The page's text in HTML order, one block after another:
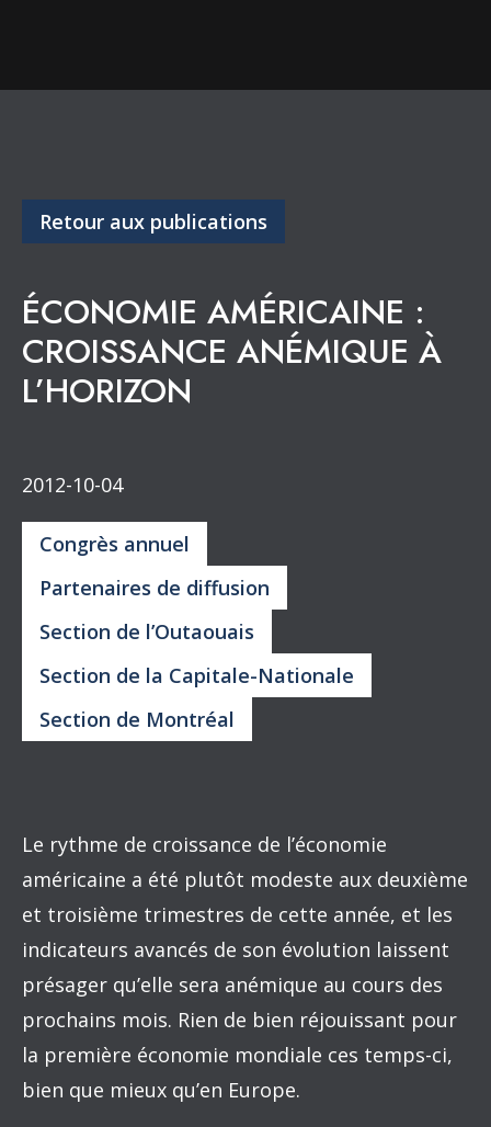
Retour aux publications
ÉCONOMIE AMÉRICAINE :
CROISSANCE ANÉMIQUE À
L’HORIZON
2012-10-04
Congrès annuel
Partenaires de diffusion
Section de l’Outaouais
Section de la Capitale-Nationale
Section de Montréal
Le rythme de croissance de l’économie
américaine a été plutôt modeste aux deuxième
et troisième trimestres de cette année, et les
indicateurs avancés de son évolution laissent
présager qu’elle sera anémique au cours des
prochains mois. Rien de bien réjouissant pour
la première économie mondiale ces temps-ci,
bien que mieux qu’en Europe.